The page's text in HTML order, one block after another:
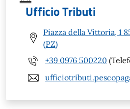
Ufficio Tributi
Piazza della Vittoria, 1
(PZ)
+39 0976 500220